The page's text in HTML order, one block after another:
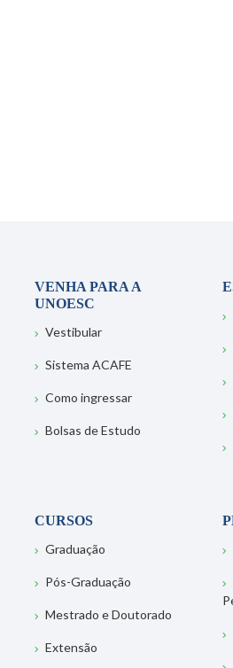
VENHA PARA A
UNOESC
Vestibular
Sistema ACAFE
Como ingressar
Bolsas de Estudo
CURSOS
Graduação
Pós-Graduação
Mestrado e Doutorado
Extensão